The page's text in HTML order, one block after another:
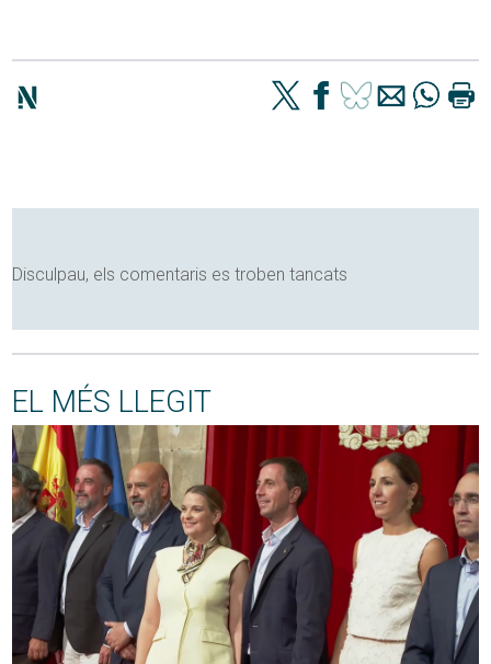
Disculpau, els comentaris es troben tancats
EL MÉS LLEGIT